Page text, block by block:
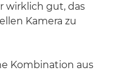
wirklich gut, das
Kamera zu
Kombination aus